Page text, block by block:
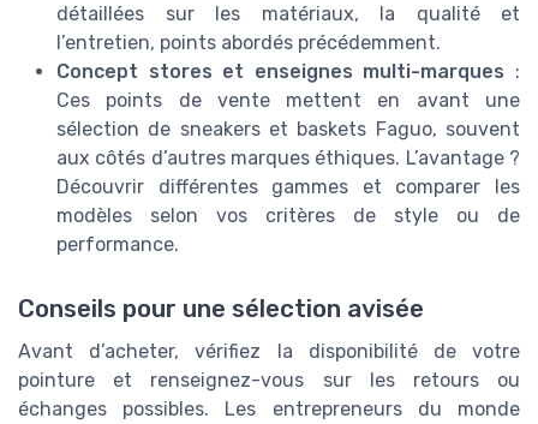
détaillées sur les matériaux, la qualité et
l’entretien, points abordés précédemment.
Concept stores et enseignes multi-marques :
Ces points de vente mettent en avant une
sélection de sneakers et baskets Faguo, souvent
aux côtés d’autres marques éthiques. L’avantage ?
Découvrir différentes gammes et comparer les
modèles selon vos critères de style ou de
performance.
Conseils pour une sélection avisée
Avant d’acheter, vérifiez la disponibilité de votre
pointure et renseignez-vous sur les retours ou
échanges possibles. Les entrepreneurs du monde